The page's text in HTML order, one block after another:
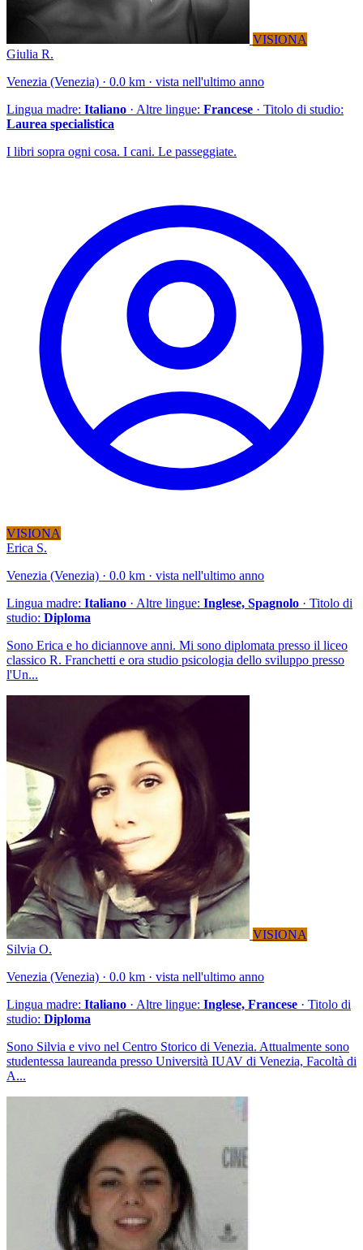
VISIONA
Giulia R.
Venezia (Venezia) · 0.0 km · vista nell'ultimo anno
Lingua madre: Italiano · Altre lingue: Francese · Titolo di studio:
Laurea specialistica
I libri sopra ogni cosa. I cani. Le passeggiate.
VISIONA
Erica S.
Venezia (Venezia) · 0.0 km · vista nell'ultimo anno
Lingua madre: Italiano · Altre lingue: Inglese, Spagnolo · Titolo di
studio: Diploma
Sono Erica e ho diciannove anni. Mi sono diplomata presso il liceo
classico R. Franchetti e ora studio psicologia dello sviluppo presso
l'Un...
VISIONA
Silvia O.
Venezia (Venezia) · 0.0 km · vista nell'ultimo anno
Lingua madre: Italiano · Altre lingue: Inglese, Francese · Titolo di
studio: Diploma
Sono Silvia e vivo nel Centro Storico di Venezia. Attualmente sono
studentessa laureanda presso Università IUAV di Venezia, Facoltà di
A...